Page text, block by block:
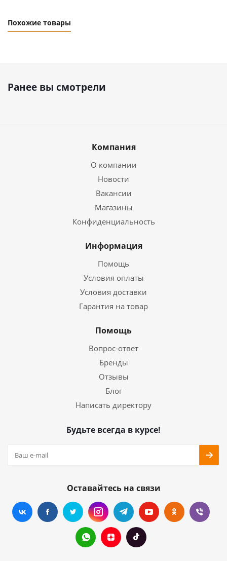
Похожие товары
Ранее вы смотрели
Компания
О компании
Новости
Вакансии
Магазины
Конфиденциальность
Информация
Помощь
Условия оплаты
Условия доставки
Гарантия на товар
Помощь
Вопрос-ответ
Бренды
Отзывы
Блог
Написать директору
Будьте всегда в курсе!
Оставайтесь на связи